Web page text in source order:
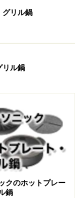
高さは5cmと低
やすいホルダー
、それなりに工
段ボール箱に戻
納方法は、必ず
数が増えている
あり、かなりの
グリル鍋
リル鍋
クのホットプレー
鍋